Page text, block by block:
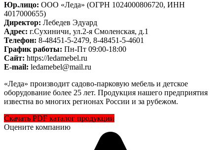
Юр.лицо: ООО «Леда» (ОГРН 1024000806720, ИНН
4017000655)
Директор: Лебедев Эдуард
Адрес: г.Сухиничи, ул.2-я Смоленская, д.1
Телефон: 8-48451-5-2479, 8-48451-5-4601
График работы: Пн-Пт 09:00-18:00
Cайт: https://ledamebel.ru
E-mail: ledamebel@mail.ru
«Леда» производит садово-парковую мебель и детское
оборудование более 25 лет. Продукция нашего предприятия
известна во многих регионах России и за рубежом.
Скачать PDF каталог продукции
Оцените компанию